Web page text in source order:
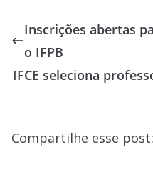
e
b
o
o
sks
p
e
n
Inscrições abertas
o IFPB
IFCE seleciona
Compartilhe esse post: